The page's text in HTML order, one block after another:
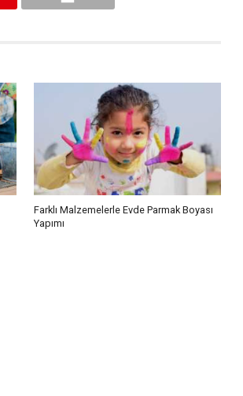
Farklı Malzemelerle Evde Parmak Boyası
Yapımı